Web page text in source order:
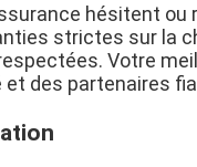
hésitent
strictes sur la
Votre
des partenaires